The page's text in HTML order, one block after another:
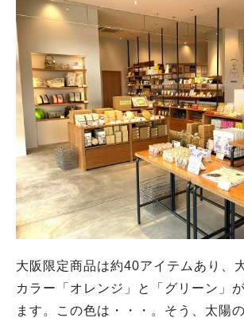
大阪限定商品は約40アイテムあり、
カラー「オレンジ」と「グリーン」
ます。この色は・・・。そう、太陽